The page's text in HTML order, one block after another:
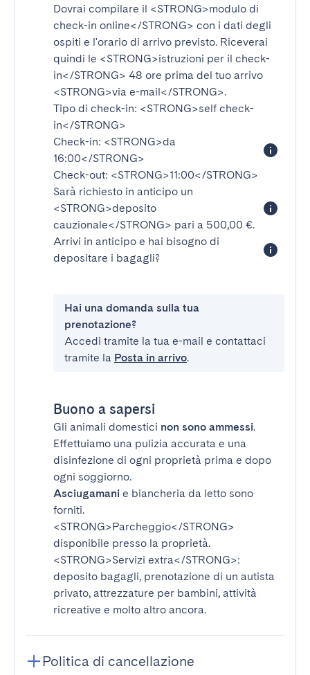
Dovrai compilare il <STRONG>modulo di
check-in online</STRONG> con i dati degli
ospiti e l'orario di arrivo previsto. Riceverai
quindi le <STRONG>istruzioni per il check-
in</STRONG> 48 ore prima del tuo arrivo
<STRONG>via e-mail</STRONG>.
Tipo di check-in: <STRONG>self check-
in</STRONG>
Check-in: <STRONG>da
16:00</STRONG>
Check-out: <STRONG>11:00</STRONG>
Sarà richiesto in anticipo un
<STRONG>deposito
cauzionale</STRONG> pari a 500,00 €.
Arrivi in anticipo e hai bisogno di
depositare i bagagli?
Hai una domanda sulla tua
prenotazione?
Accedi tramite la tua e-mail e contattaci
tramite la Posta in arrivo.
Buono a sapersi
Gli animali domestici non sono ammessi.
Effettuiamo una pulizia accurata e una
disinfezione di ogni proprietà prima e dopo
ogni soggiorno.
Asciugamani e biancheria da letto sono
forniti.
<STRONG>Parcheggio</STRONG>
disponibile presso la proprietà.
<STRONG>Servizi extra</STRONG>:
deposito bagagli, prenotazione di un autista
privato, attrezzature per bambini, attività
ricreative e molto altro ancora.
Politica di cancellazione